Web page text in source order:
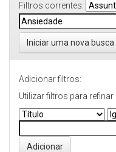
Filtros correntes:
Iniciar uma nova busca
Adicionar filtros:
Utilizar filtros para